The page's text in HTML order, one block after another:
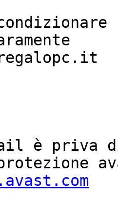
è priva